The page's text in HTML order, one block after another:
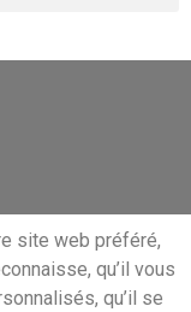
site web préféré,
qu’il vous
qu’il se